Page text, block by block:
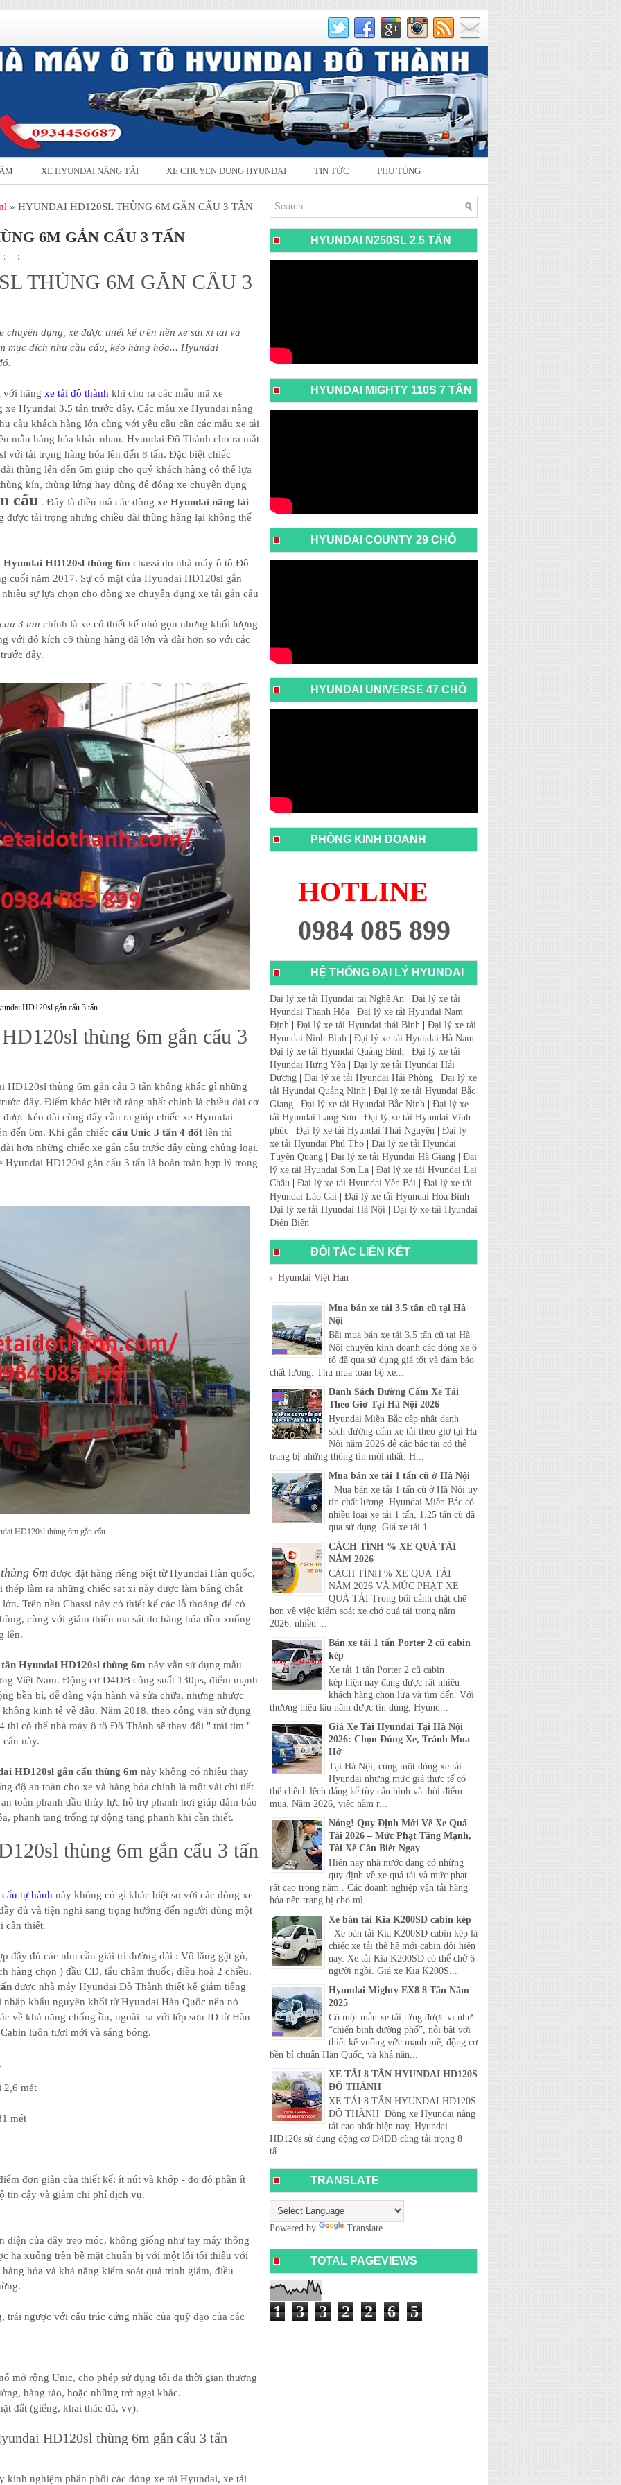
XE HYUNDAI NÂNG TẢI XE CHUYÊN DỤNG HYUNDAI TIN TỨC PHỤ TÙNG
» HYUNDAI HD120SL THÙNG 6M GẮN CẨU 3 TẤN
6M GẮN CẨU 3 TẤN
THÙNG 6M GẮN CẨU 3
chuyên dụng, xe được thiết kế trên nền xe sát xi tải và
mục đích nhu cầu cẩu, kéo hàng hóa... Hyundai
với hãng xe tải đô thành khi cho ra các mẫu mã xe
Hyundai 3.5 tấn trước đây. Các mẫu xe Hyundai nâng
cầu khách hàng lớn cùng với yêu cầu cần các mẫu xe tải
mẫu hàng hóa khác nhau. Hyundai Đô Thành cho ra mắt
với tải trọng hàng hóa lên đến 8 tấn. Đặc biệt chiếc
thùng lên đến 6m giúp cho quý khách hàng có thể lựa
kín, thùng lửng hay dùng để đóng xe chuyên dụng
cẩu . Đây là điều mà các dòng xe Hyundai nâng tải
được tải trọng nhưng chiều dài thùng hàng lại không thể
Hyundai HD120sl thùng 6m chassi do nhà máy ô tô Đô
cuối năm 2017. Sự có mặt của Hyundai HD120sl gắn
sự lựa chọn cho dòng xe chuyên dụng xe tải gắn cẩu
3 tan chính là xe có thiết kế nhỏ gọn nhưng khối lượng
với đó kích cỡ thùng hàng đã lớn và dài hơn so với các
đây.
HD120sl gắn cẩu 3 tấn
thùng 6m gắn cẩu 3
HD120sl thùng 6m gắn cẩu 3 tấn không khác gì những
đây. Điểm khác biệt rõ ràng nhất chính là chiều dài cơ
kéo dài cùng đẩy cầu ra giúp chiếc xe Hyundai
đến 6m. Khi gắn chiếc cẩu Unic 3 tấn 4 đốt lên thì
hơn những chiếc xe gắn cẩu trước đây cùng chủng loại.
HD120sl gắn cẩu 3 tấn là hoàn toàn hợp lý trong
HD120sl thùng 6m gắn cẩu
6m được đặt hàng riêng biệt từ Hyundai Hàn quốc,
làm ra những chiếc sat xi này được làm bằng chất
Trên nền Chassi này có thiết kế các lỗ thoáng để có
cùng với giảm thiểu ma sát do hàng hóa dồn xuống
lên.
tấn Hyundai HD120sl thùng 6m này vẫn sử dụng mẫu
Việt Nam. Động cơ D4DB công suất 130ps, điểm mạnh
bền bỉ, dễ dàng vận hành và sửa chữa, nhưng nhược
kinh tế về dầu. Năm 2018, theo công văn sử dụng
thì có thể nhà máy ô tô Đô Thành sẽ thay đổi " trái tim "
này.
HD120sl gắn cẩu thùng 6m này không có nhiều thay
độ an toàn cho xe và hàng hóa chính là một vài chi tiết
toàn phanh dầu thủy lực hỗ trợ phanh hơi giúp đảm bảo
phanh tang trống tự động tăng phanh khi cần thiết.
thùng 6m gắn cẩu 3 tấn
tự hành này không có gì khác biệt so với các dòng xe
đủ và tiện nghi sang trọng hướng đến người dùng một
cần thiết.
đầy đủ các nhu cầu giải trí đường dài : Vô lăng gật gù,
hàng chọn ) đầu CD, tẩu châm thuốc, điều hoà 2 chiều.
được nhà máy Hyundai Đô Thành thiết kế giảm tiếng
khẩu nguyên khối từ Hyundai Hàn Quốc nên nó
về khả năng chống ồn, ngoài ra với lớp sơn ID từ Hàn
luôn tươi mới và sáng bóng.
2,6 mét
mét
đơn giản của thiết kế: ít nút và khớp - do đó phần ít
tin cậy và giảm chi phí dịch vụ.
diện của dây treo móc, không giống như tay máy thông
hạ xuống trên bề mặt chuẩn bị với một lỗi tối thiểu với
hóa và khả năng kiểm soát quá trình giảm, điều
trái ngược với cấu trúc cứng nhắc của quỹ đạo của các
mở rộng Unic, cho phép sử dụng tối đa thời gian thương
hàng rào, hoặc những trở ngại khác.
đất (giếng, khai thác đá, vv).
HD120sl thùng 6m gắn cẩu 3 tấn
kinh nghiệm phân phối các dòng xe tải Hyundai, xe tải
HYUNDAI N250SL 2.5 TẤN
HYUNDAI MIGHTY 110S 7 TẤN
HYUNDAI COUNTY 29 CHỖ
HYUNDAI UNIVERSE 47 CHỖ
PHÒNG KINH DOANH
HOTLINE
0984 085 899
HỆ THỐNG ĐẠI LÝ HYUNDAI
Đại lý xe tải Hyundai tại Nghệ An
Đại lý xe tải
Hyundai Thanh Hóa
Đại lý xe tải Hyundai Nam
Định
Đại lý xe tải Hyundai thái Bình
Đại lý xe tải
Hyundai Ninh Bình
Đại lý xe tải Hyundai Hà Nam
Đại lý xe tải Hyundai Quảng Bình
Đại lý xe tải
Hyundai Hưng Yên
Đại lý xe tải Hyundai Hải
Dương
Đại lý xe tải Hyundai Hải Phòng
Đại lý xe
tải Hyundai Quảng Ninh
Đại lý xe tải Hyundai Bắc
Giang
Đại lý xe tải Hyundai Bắc Ninh
Đại lý xe
tải Hyundai Lạng Sơn
Đại lý xe tải Hyundai Vĩnh
phúc
Đại lý xe tải Hyundai Thái Nguyên
Đại lý
xe tải Hyundai Phú Thọ
Đại lý xe tải Hyundai
Tuyên Quang
Đại lý xe tải Hyundai Hà Giang
Đại
lý xe tải Hyundai Sơn La
Đại lý xe tải Hyundai Lai
Châu
Đại lý xe tải Hyundai Yên Bái
Đại lý xe tải
Hyundai Lào Cai
Đại lý xe tải Hyundai Hòa Bình
Đại lý xe tải Hyundai Hà Nội
Đại lý xe tải Hyundai
Điện Biên
ĐỐI TÁC LIÊN KẾT
Hyundai Việt Hàn
Mua bán xe tải 3.5 tấn cũ tại Hà
Nội
Bãi mua bán xe tải 3.5 tấn cũ tại Hà
Nội chuyên kinh doanh các dòng xe ô
tô đã qua sử dụng giá tốt và đảm bảo
chất lượng. Thu mua toàn bộ xe...
Danh Sách Đường Cấm Xe Tải
Theo Giờ Tại Hà Nội 2026
Hyundai Miền Bắc cập nhật danh
sách đường cấm xe tải theo giờ tại Hà
Nội năm 2026 để các bác tài có thể
trang bị những thông tin mới nhất. H...
Mua bán xe tải 1 tấn cũ ở Hà Nội
Mua bán xe tải 1 tấn cũ ở Hà Nội uy
tín chất lượng. Hyundai Miền Bắc có
nhiều loại xe tải 1 tấn, 1.25 tấn cũ đã
qua sử dụng. Giá xe tải 1 ...
CÁCH TÍNH % XE QUÁ TẢI
NĂM 2026
CÁCH TÍNH % XE QUÁ TẢI
NĂM 2026 VÀ MỨC PHẠT XE
QUÁ TẢI Trong bối cảnh chặt chẽ
hơn về việc kiểm soát xe chở quá tải trong năm
2026, nhiều ...
Bán xe tải 1 tấn Porter 2 cũ cabin
kép
Xe tải 1 tấn Porter 2 cũ cabin
kép hiện nay đang được rất nhiều
khách hàng chọn lựa và tìm đến. Với
thương hiệu lâu năm được tin dùng, Hyund...
Giá Xe Tải Hyundai Tại Hà Nội
2026: Chọn Đúng Xe, Tránh Mua
Hớ
Tại Hà Nội, cùng một dòng xe tải
Hyundai nhưng mức giá thực tế có
thể chênh lệch đáng kể tùy cấu hình và thời điểm
mua. Năm 2026, việc nắm r...
Nóng! Quy Định Mới Về Xe Quá
Tải 2026 – Mức Phạt Tăng Mạnh,
Tài Xế Cần Biết Ngay
Hiện nay nhà nước đang có những
quy định về xe quá tải và mức phạt
rất cao trong năm . Các doanh nghiệp vận tải hàng
hóa nên trang bị cho mì...
Xe bán tải Kia K200SD cabin kép
Xe bán tải Kia K200SD cabin kép là
chiếc xe tải thế hệ mới cabin đôi hiện
nay. Xe tải Kia K200SD có thể chở 6
người ngồi. Giá xe Kia K200S...
Hyundai Mighty EX8 8 Tấn Năm
2025
Có một mẫu xe tải từng được ví như
“chiến binh đường phố”, nổi bật với
thiết kế vuông vức mạnh mẽ, động cơ
bền bỉ chuẩn Hàn Quốc, và khả năn...
XE TẢI 8 TẤN HYUNDAI HD120S
ĐÔ THÀNH
XE TẢI 8 TẤN HYUNDAI HD120S
ĐÔ THÀNH Dòng xe Hyundai nâng
tải cao nhất hiện nay, Hyundai
HD120s sử dụng động cơ D4DB cùng tải trọng 8
tấ...
TRANSLATE
Powered by Translate
TOTAL PAGEVIEWS
1 3 3 2 2 6 5